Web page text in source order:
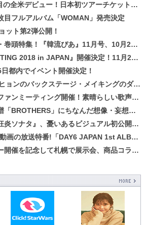
ュー！日本初ツアーチケットが早くもプレミア化！？
目フルアルバム「WOMAN」発売決定
ット第2弾公開！
集！『韓流ぴあ』11月号、10月22日（月）発売！
JAPAN』開催決定！11月21、22日にパシフィコ横浜にて実施
都内でイベント開催決定！
ックステージ・メイキングのダイジェスト映像が公開！
ティング開催！素晴らしい歌声に癒される贅沢な時間
」にちなんだ想像・妄想企画がスタート！
る​ビジュアル初公開!! 主役リョウク、SHIN、KENらのコメントが到着！
JAPAN 1st ALBUM「UNLOCK」発売記念 ライブ@ニコ生」を配信決定!
を記念して札幌で展示会、商品コラボが実現！！